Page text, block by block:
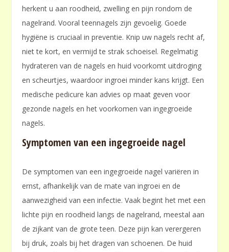
herkent u aan roodheid, zwelling en pijn rondom de
nagelrand. Vooral teennagels zijn gevoelig. Goede
hygiëne is cruciaal in preventie. Knip uw nagels recht af,
niet te kort, en vermijd te strak schoeisel. Regelmatig
hydrateren van de nagels en huid voorkomt uitdroging
en scheurtjes, waardoor ingroei minder kans krijgt. Een
medische pedicure kan advies op maat geven voor
gezonde nagels en het voorkomen van ingegroeide
nagels.
Symptomen van een ingegroeide nagel
De symptomen van een ingegroeide nagel variëren in
ernst, afhankelijk van de mate van ingroei en de
aanwezigheid van een infectie. Vaak begint het met een
lichte pijn en roodheid langs de nagelrand, meestal aan
de zijkant van de grote teen. Deze pijn kan verergeren
bij druk, zoals bij het dragen van schoenen. De huid